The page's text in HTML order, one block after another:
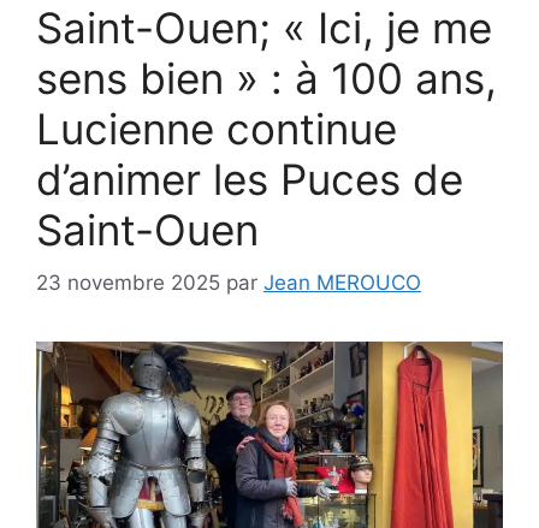
Saint-Ouen; « Ici, je me
sens bien » : à 100 ans,
Lucienne continue
d’animer les Puces de
Saint-Ouen
23 novembre 2025 par Jean MEROUCO